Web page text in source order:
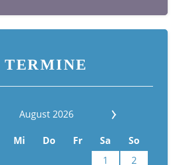
TERMINE
August 2026
Mi Do Fr Sa
So
1
2